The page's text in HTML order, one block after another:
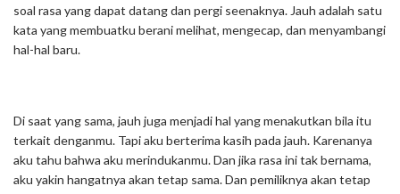
soal rasa yang dapat datang dan pergi seenaknya. Jauh adalah satu
kata yang membuatku berani melihat, mengecap, dan menyambangi
hal-hal baru.
Di saat yang sama, jauh juga menjadi hal yang menakutkan bila itu
terkait denganmu. Tapi aku berterima kasih pada jauh. Karenanya
aku tahu bahwa aku merindukanmu. Dan jika rasa ini tak bernama,
aku yakin hangatnya akan tetap sama. Dan pemiliknya akan tetap